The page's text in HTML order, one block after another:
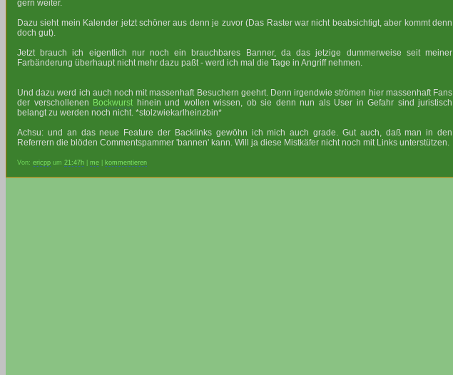
gern weiter.
Dazu sieht mein Kalender jetzt schöner aus denn je zuvor (Das Raster war nicht beabsichtigt, aber kommt denn
doch gut).
Jetzt brauch ich eigentlich nur noch ein brauchbares Banner, da das jetzige dummerweise seit meiner
Farbänderung überhaupt nicht mehr dazu paßt - werd ich mal die Tage in Angriff nehmen.
Und dazu werd ich auch noch mit massenhaft Besuchern geehrt. Denn irgendwie strömen hier massenhaft Fans
der verschollenen Bockwurst hinein und wollen wissen, ob sie denn nun als User in Gefahr sind juristisch
belangt zu werden noch nicht. *stolzwiekarlheinzbin*
Achsu: und an das neue Feature der Backlinks gewöhn ich mich auch grade. Gut auch, daß man in den
Referrern die blöden Commentspammer 'bannen' kann. Will ja diese Mistkäfer nicht noch mit Links unterstützen.
Von: ericpp um 21:47h me kommentieren